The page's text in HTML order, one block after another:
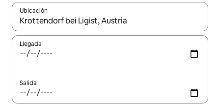
Ubicación
Cuando los resultados estén disponibles, navega con las
Llegada
Salida